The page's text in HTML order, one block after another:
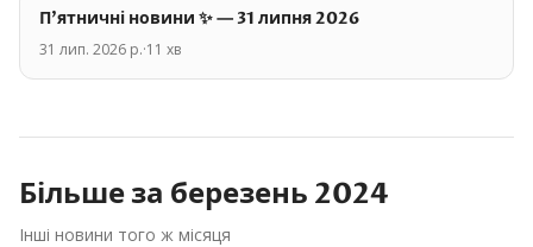
П'ятничні новини ✨ — 31 липня 2026
31 лип. 2026 р.·11 хв
Більше за березень 2024
Інші новини того ж місяця